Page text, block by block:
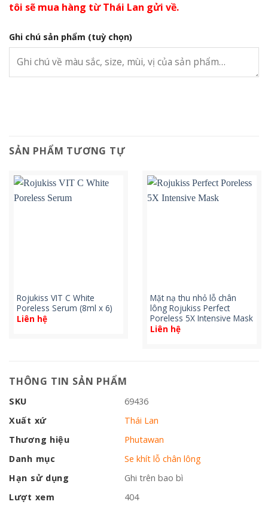
tôi sẽ mua hàng từ Thái Lan gửi về.
Ghi chú sản phẩm (tuỳ chọn)
SẢN PHẨM TƯƠNG TỰ
Rojukiss VIT C White
Poreless Serum (8ml x 6)
Liên hệ
Mặt nạ thu nhỏ lỗ chân
lông Rojukiss Perfect
Poreless 5X Intensive Mask
Liên hệ
THÔNG TIN SẢN PHẨM
SKU
69436
Xuất xứ
Thái Lan
Thương hiệu
Phutawan
Danh mục
Se khít lỗ chân lông
Hạn sử dụng
Ghi trên bao bì
Lượt xem
404